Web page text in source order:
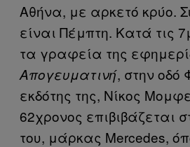
Αθήνα, με αρκετό κρύο.
είναι Πέμπτη. Κατά τις
τα γραφεία της
Απογευματινή, στην οδό
εκδότης της, Νίκος
62χρονος επιβιβάζεται
του, μάρκας Mercedes,